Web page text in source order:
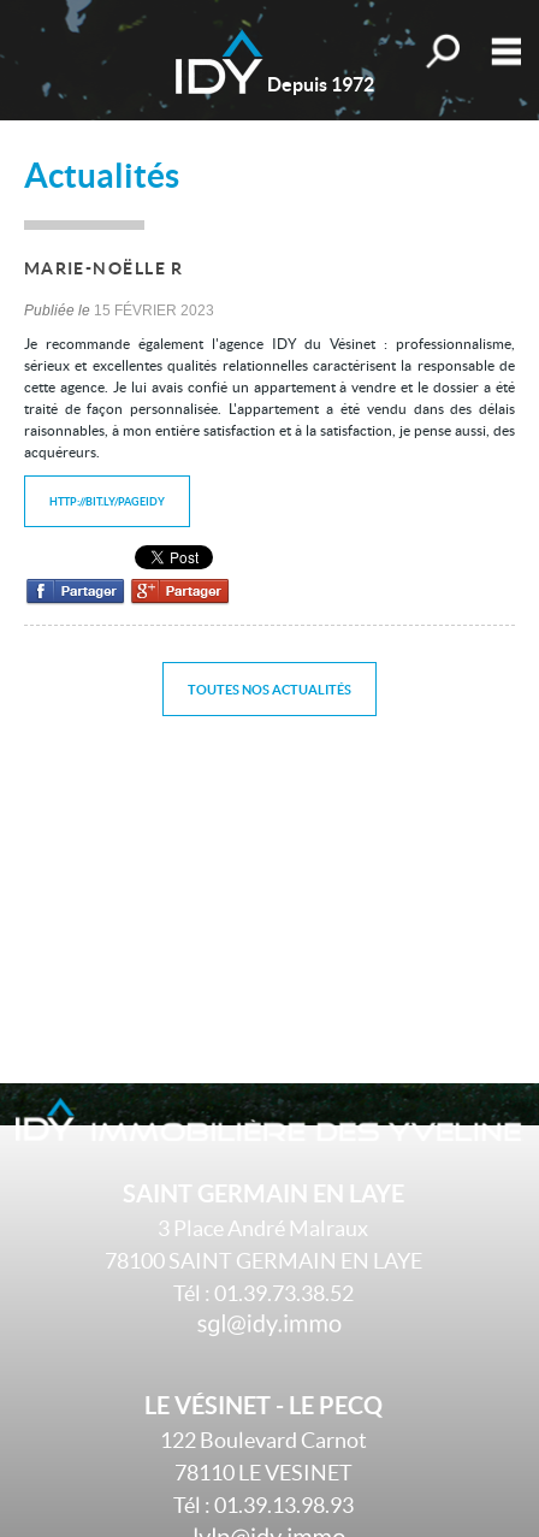
Depuis 1972
Toutes nos
Nos valeurs
Nos actualités
Les témoignages
Mes sélections
Accueil
Nos biens
Contact
Actualités
MARIE-NOËLLE R
Publiée le 15 FÉVRIER 2023
Je recommande également l'agence IDY du Vésinet : professionnalisme,
sérieux et excellentes qualités relationnelles caractérisent la responsable de
cette agence. Je lui avais confié un appartement à vendre et le dossier a été
traité de façon personnalisée. L'appartement a été vendu dans des délais
raisonnables, à mon entière satisfaction et à la satisfaction, je pense aussi, des
acquéreurs.
HTTP://BIT.LY/PAGEIDY
TOUTES NOS ACTUALITÉS
SAINT GERMAIN EN LAYE
3 Place André Malraux
78100SAINT GERMAIN EN LAYE
Tél : 01.39.73.38.52
LE VÉSINET - LE PECQ
122 Boulevard Carnot
78110LE VESINET
Tél : 01.39.13.98.93